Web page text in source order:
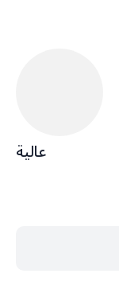
عالية